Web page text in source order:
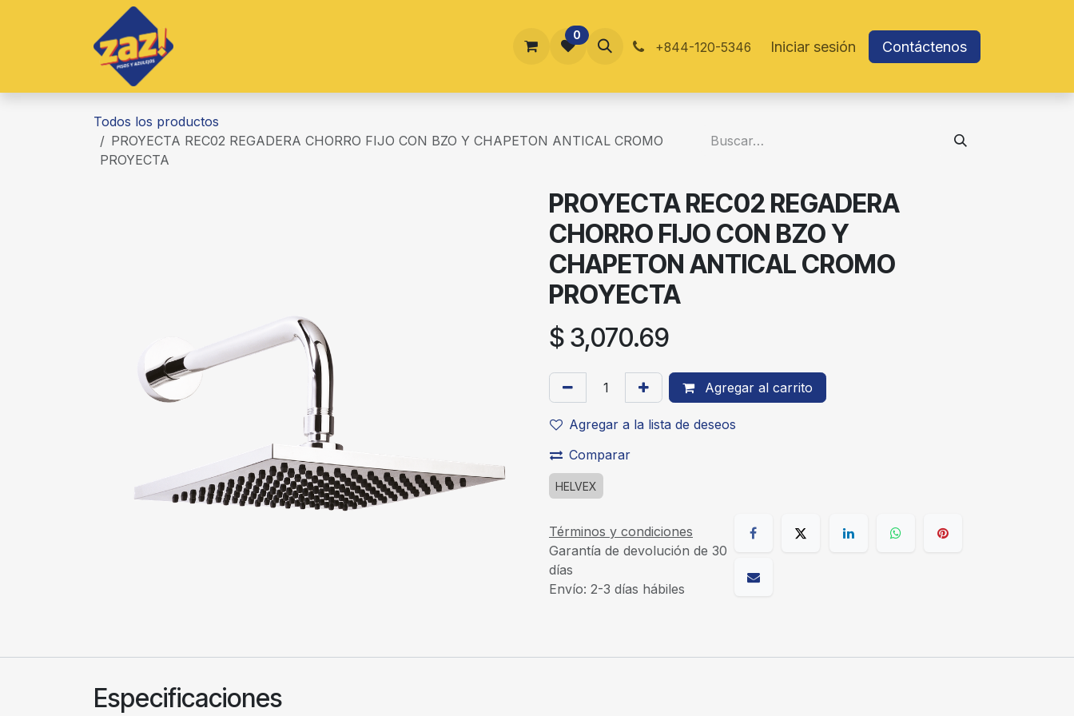
Contáctenos En Tienda Foro
0
+844-120-5346 Iniciar sesión Contáctenos
Todos los productos
PROYECTA REC02 REGADERA CHORRO FIJO CON BZO Y CHAPETON ANTICAL CROMO
PROYECTA
PROYECTA REC02 REGADERA
CHORRO FIJO CON BZO Y
CHAPETON ANTICAL CROMO
PROYECTA
$ 3,070.69
Agregar al carrito
Agregar a la lista de deseos
Comparar
HELVEX
Términos y condiciones
Garantía de devolución de 30
días
Envío: 2-3 días hábiles
Especificaciones